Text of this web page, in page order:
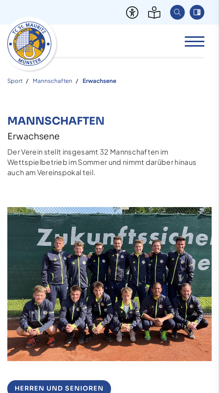
Sport Mannschaften Erwachsene
MANNSCHAFTEN
Erwachsene
Der Verein stellt insgesamt 32 Mannschaften im
Wettspielbetrieb im Sommer und nimmt darüber hinaus
auch am Vereinspokal teil.
HERREN UND SENIOREN